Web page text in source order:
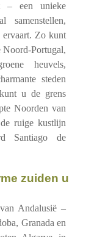
– een unieke
samenstellen,
ervaart. Zo kunt
Noord-Portugal,
heuvels,
steden
u de grens
Noorden van
ruige kustlijn
Santiago de
Andalusië –
Granada en